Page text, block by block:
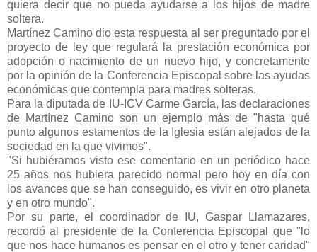
quiera decir que no pueda ayudarse a los hijos de madre
soltera.
Martínez Camino dio esta respuesta al ser preguntado por el
proyecto de ley que regulará la prestación económica por
adopción o nacimiento de un nuevo hijo, y concretamente
por la opinión de la Conferencia Episcopal sobre las ayudas
económicas que contempla para madres solteras.
Para la diputada de IU-ICV Carme García, las declaraciones
de Martínez Camino son un ejemplo más de "hasta qué
punto algunos estamentos de la Iglesia están alejados de la
sociedad en la que vivimos".
"Si hubiéramos visto ese comentario en un periódico hace
25 años nos hubiera parecido normal pero hoy en día con
los avances que se han conseguido, es vivir en otro planeta
y en otro mundo".
Por su parte, el coordinador de IU, Gaspar Llamazares,
recordó al presidente de la Conferencia Episcopal que "lo
que nos hace humanos es pensar en el otro y tener caridad"